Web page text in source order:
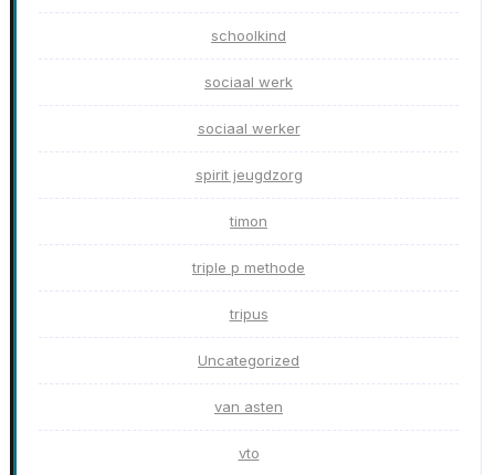
schoolkind
sociaal werk
sociaal werker
spirit jeugdzorg
timon
triple p methode
tripus
Uncategorized
van asten
vto